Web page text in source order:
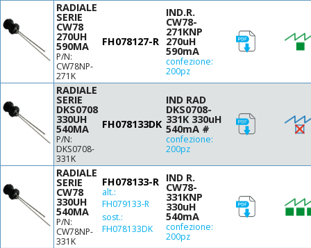
270
330
470
820
1000
1600
2200
RADIALE
SERIE
CW78
270UH
590MA
P/N:
CW78NP-
271K
FH078127-R
IND.R.
CW78-
271KNP
270uH
590mA
confezione:
200pz
RADIALE
SERIE
DKS0708
330UH
540MA
P/N:
DKS0708-
331K
FH078133DK
IND RAD
DKS0708-
331K 330uH
540mA #
confezione:
200pz
RADIALE
SERIE
CW78
330UH
540MA
P/N:
CW78NP-
331K
FH078133-R
alt.:
FH079133-R
sost.:
FH078133DK
IND R.
CW78-
331KNP
330uH
540mA
confezione:
200pz